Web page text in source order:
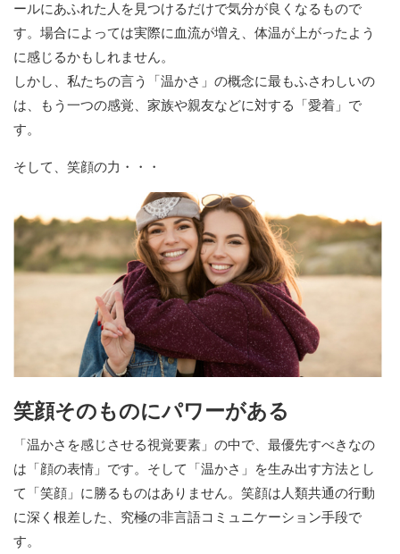
ールにあふれた人を見つけるだけで気分が良くなるもので
す。場合によっては実際に血流が増え、体温が上がったよう
に感じるかもしれません。
しかし、私たちの言う「温かさ」の概念に最もふさわしいの
は、もう一つの感覚、家族や親友などに対する「愛着」で
す。
そして、笑顔の力・・・
笑顔そのものにパワーがある
「温かさを感じさせる視覚要素」の中で、最優先すべきなの
は「顔の表情」です。そして「温かさ」を生み出す方法とし
て「笑顔」に勝るものはありません。笑顔は人類共通の行動
に深く根差した、究極の非言語コミュニケーション手段で
す。